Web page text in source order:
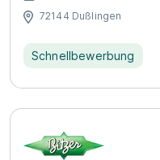
72144 Dußlingen
Schnellbewerbung